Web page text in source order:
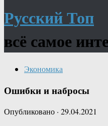
Русский Топ
всё самое
Экономика
Ошибки и набросы
Опубликовано · 29.04.2021